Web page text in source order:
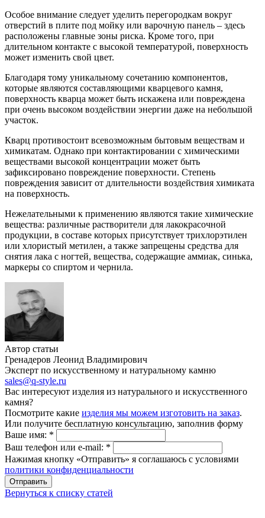
Особое внимание следует уделить перегородкам вокруг
отверстий в плите под мойку или варочную панель – здесь
расположены главные зоны риска. Кроме того, при
длительном контакте с высокой температурой, поверхность
может изменить свой цвет.
Благодаря тому уникальному сочетанию компонентов,
которые являются составляющими кварцевого камня,
поверхность кварца может быть искажена или повреждена
при очень высоком воздействии энергии даже на небольшой
участок.
Кварц противостоит всевозможным бытовым веществам и
химикатам. Однако при контактировании c химическими
веществами высокой концентрации может быть
зафиксировано повреждение поверхности. Степень
повреждения зависит от длительности воздействия химиката
на поверхность.
Нежелательными к применению являются такие химические
вещества: различные растворители для лакокрасочной
продукции, в составе которых присутствует трихлорэтилен
или хлористый метилен, а также запрещены средства для
снятия лака с ногтей, вещества, содержащие аммиак, синька,
маркеры со спиртом и чернила.
Автор статьи
Гренадеров Леонид Владимирович
Эксперт по искусственному и натуральному камню
sales@q-style.ru
Вас интересуют изделия из натурального и искусственного
камня?
Посмотрите какие изделия мы можем изготовить на заказ.
Или получите бесплатную консультацию, заполнив форму
Ваше имя: *
Ваш телефон или e-mail: *
Нажимая кнопку «Отправить» я соглашаюсь с условиями
политики конфиденциальности
Отправить
Вернуться к списку статей